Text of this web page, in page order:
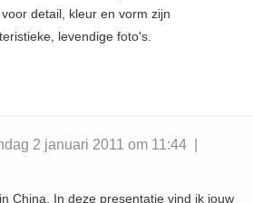
detail, kleur en vorm zijn
levendige foto's.
2 januari 2011 om 11:44 |
China. In deze presentatie vind ik jouw